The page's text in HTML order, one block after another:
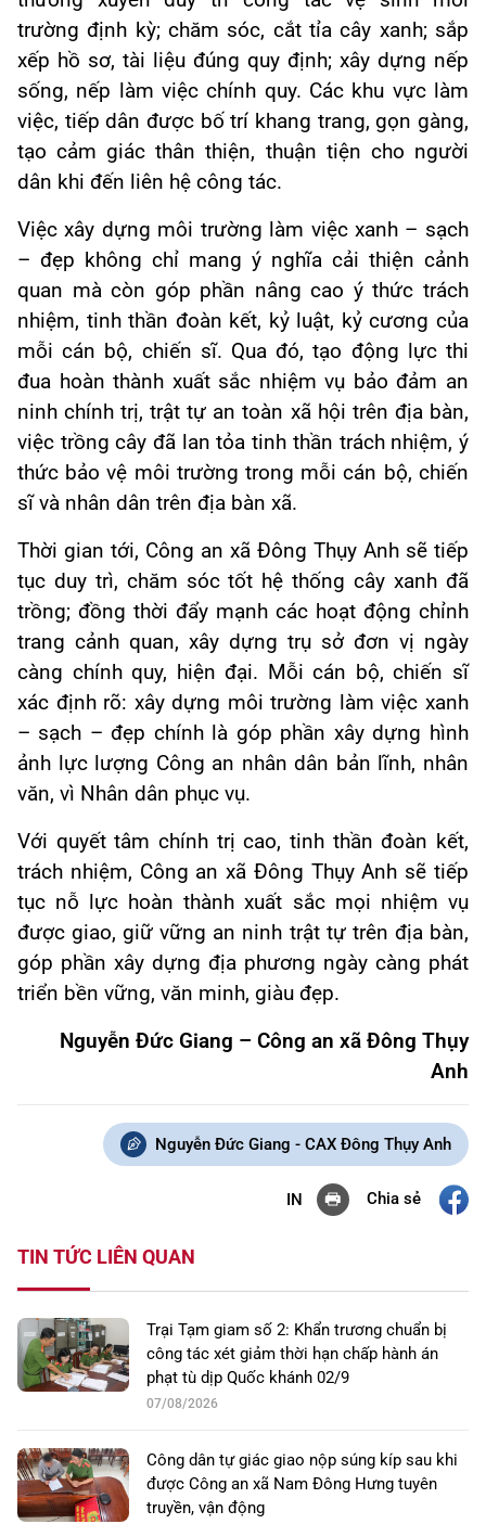
trường định kỳ; chăm sóc, cắt tỉa cây xanh; sắp
xếp hồ sơ, tài liệu đúng quy định; xây dựng nếp
sống, nếp làm việc chính quy. Các khu vực làm
việc, tiếp dân được bố trí khang trang, gọn gàng,
tạo cảm giác thân thiện, thuận tiện cho người
dân khi đến liên hệ công tác.
Việc xây dựng môi trường làm việc xanh – sạch
– đẹp không chỉ mang ý nghĩa cải thiện cảnh
quan mà còn góp phần nâng cao ý thức trách
nhiệm, tinh thần đoàn kết, kỷ luật, kỷ cương của
mỗi cán bộ, chiến sĩ. Qua đó, tạo động lực thi
đua hoàn thành xuất sắc nhiệm vụ bảo đảm an
ninh chính trị, trật tự an toàn xã hội trên địa bàn,
việc trồng cây đã lan tỏa tinh thần trách nhiệm, ý
thức bảo vệ môi trường trong mỗi cán bộ, chiến
sĩ và nhân dân trên địa bàn xã.
Thời gian tới, Công an xã Đông Thụy Anh sẽ tiếp
tục duy trì, chăm sóc tốt hệ thống cây xanh đã
trồng; đồng thời đẩy mạnh các hoạt động chỉnh
trang cảnh quan, xây dựng trụ sở đơn vị ngày
càng chính quy, hiện đại. Mỗi cán bộ, chiến sĩ
xác định rõ: xây dựng môi trường làm việc xanh
– sạch – đẹp chính là góp phần xây dựng hình
ảnh lực lượng Công an nhân dân bản lĩnh, nhân
văn, vì Nhân dân phục vụ.
Với quyết tâm chính trị cao, tinh thần đoàn kết,
trách nhiệm, Công an xã Đông Thụy Anh sẽ tiếp
tục nỗ lực hoàn thành xuất sắc mọi nhiệm vụ
được giao, giữ vững an ninh trật tự trên địa bàn,
góp phần xây dựng địa phương ngày càng phát
triển bền vững, văn minh, giàu đẹp.
Nguyễn Đức Giang – Công an xã Đông Thụy
Anh
Nguyễn Đức Giang - CAX Đông Thụy Anh
IN Chia sẻ
TIN TỨC LIÊN QUAN
Trại Tạm giam số 2: Khẩn trương chuẩn bị
công tác xét giảm thời hạn chấp hành án
phạt tù dịp Quốc khánh 02/9
07/08/2026
Công dân tự giác giao nộp súng kíp sau khi
được Công an xã Nam Đông Hưng tuyên
truyền, vận động